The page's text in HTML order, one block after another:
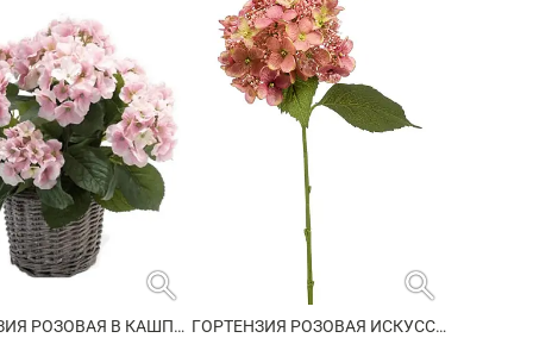
search
ГОРТЕНЗИЯ РОЗОВАЯ В КАШПО ИСКУССТВЕННАЯ
search
ГОРТЕНЗИЯ РОЗОВАЯ ИСКУССТВЕННАЯ